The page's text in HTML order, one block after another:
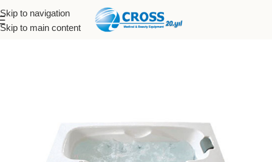
Skip to navigation
Skip to main content
»Mağaza» CROSS CA-195 Profesyonel Terapi Jakuzisi